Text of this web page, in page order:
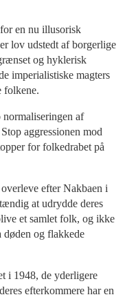
en nu illusorisk
lov udstedt af borgerlige
og hyklerisk
imperialistiske magters
folkene.
normaliseringen af
aggressionen mod
for folkedrabet på
efter Nakbaen i
at udrydde deres
et samlet folk, og ikke
og flakkede
i 1948, de yderligere
efterkommere har en